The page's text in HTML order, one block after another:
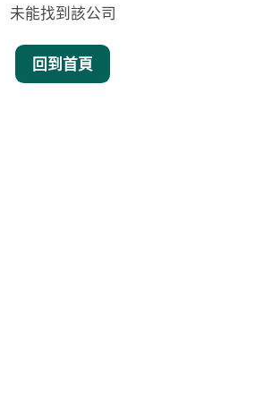
未能找到該公司
回到首頁